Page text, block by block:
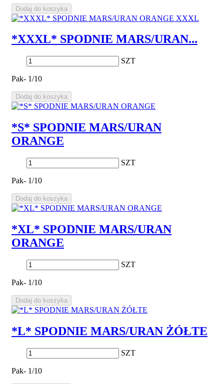
Dodaj do koszyka
*XXXL* SPODNIE MARS/URAN...
SZT
Pak- 1/10
Dodaj do koszyka
*S* SPODNIE MARS/URAN
ORANGE
SZT
Pak- 1/10
Dodaj do koszyka
*XL* SPODNIE MARS/URAN
ORANGE
SZT
Pak- 1/10
Dodaj do koszyka
*L* SPODNIE MARS/URAN ŻÓŁTE
SZT
Pak- 1/10